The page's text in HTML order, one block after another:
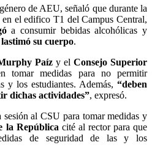
de AEU, señaló que durante la
el edifico T1 del Campus Central,
a consumir bebidas alcohólicas y
lastimó su cuerpo.
Paízy el Consejo Superior
tomar medidas para no permitir
y los estudiantes. Además, “deben
dichas actividades”, expresó.
al CSU para tomar medidas y
la República cité al rector para que
de seguridad de las y los